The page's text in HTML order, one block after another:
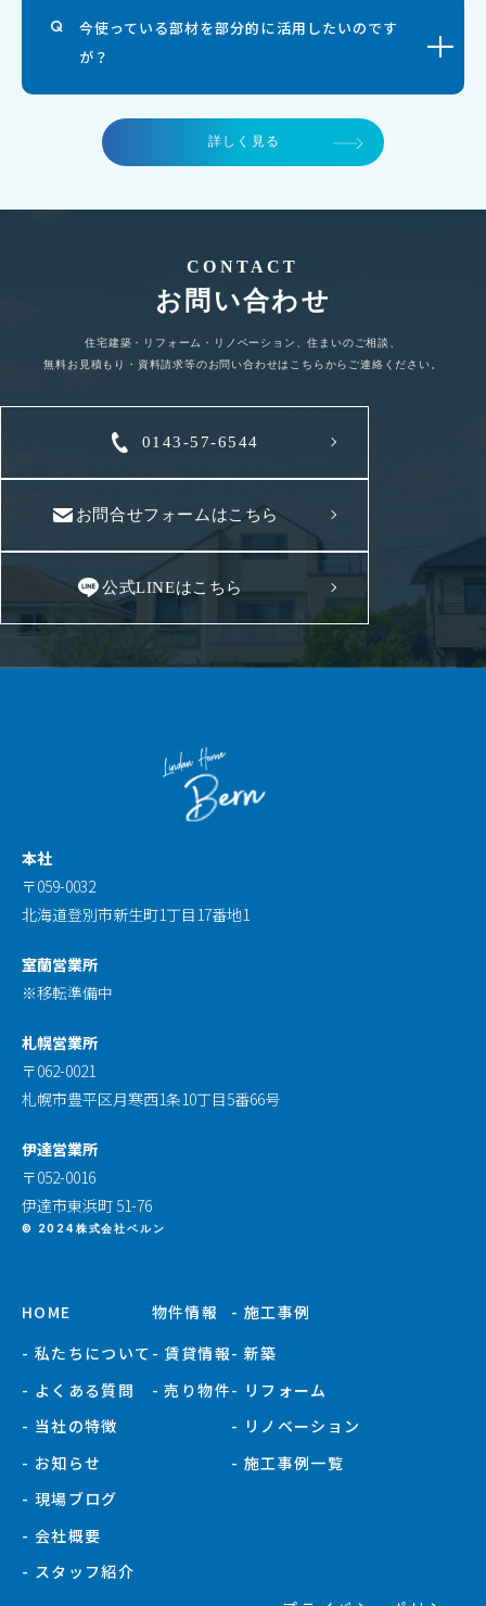
今使っている部材を部分的に活用したいのです
が？
詳しく見る
CONTACT
お問い合わせ
住宅建築・リフォーム・リノベーション、住まいのご相談、
無料お見積もり・資料請求等のお問い合わせはこちらからご連絡ください。
0143-57-6544
お問合せフォームはこちら
公式LINEはこちら
本社
〒059-0032
北海道登別市新生町1丁目17番地1
室蘭営業所
※移転準備中
札幌営業所
〒062-0021
札幌市豊平区月寒西1条10丁目5番66号
伊達営業所
〒052-0016
伊達市東浜町 51-76
© 2024株式会社ベルン
HOME
- 私たちについて
- よくある質問
- 当社の特徴
- お知らせ
- 現場ブログ
- 会社概要
- スタッフ紹介
物件情報
- 賃貸情報
- 売り物件
- 施工事例
- 新築
- リフォーム
- リノベーション
- 施工事例一覧